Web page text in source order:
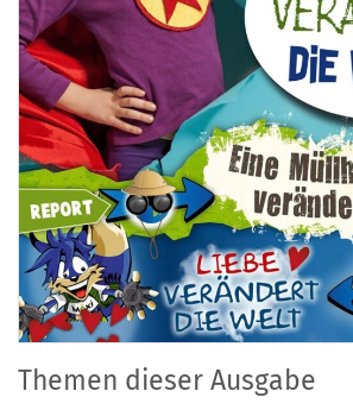
Themen dieser Ausgabe